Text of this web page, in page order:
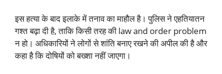
इस हत्या के बाद इलाके में तनाव का माहौल है। पुलिस ने एहतियातन
गश्त बढ़ा दी है, ताकि किसी तरह की law and order problem
न हो। अधिकारियों ने लोगों से शांति बनाए रखने की अपील की है और
कहा है कि दोषियों को बख्शा नहीं जाएगा।